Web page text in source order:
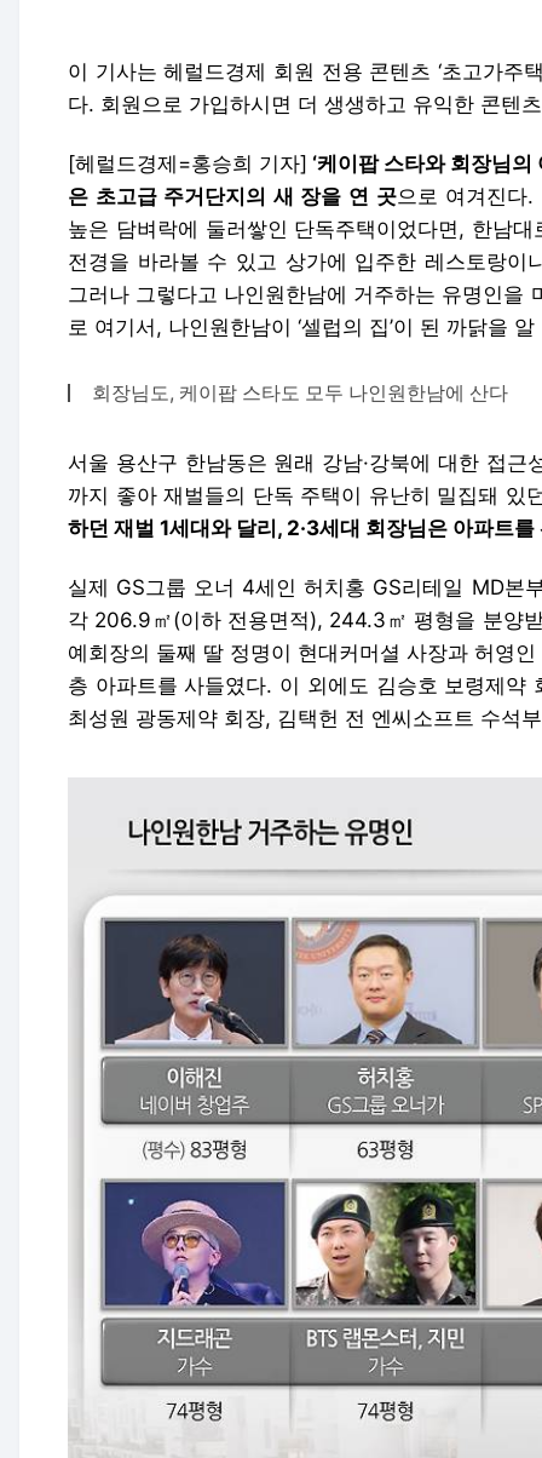
이 기사는 헤럴드경제 회원 전용 콘텐츠 ‘초고가주
다. 회원으로 가입하시면 더 생생하고 유익한 콘텐
[헤럴드경제=홍승희 기자] ‘케이팝 스타와 회장님
은 초고급 주거단지의 새 장을 연 곳으로 여겨진다
높은 담벼락에 둘러쌓인 단독주택이었다면, 한남
전경을 바라볼 수 있고 상가에 입주한 레스토랑
그러나 그렇다고 나인원한남에 거주하는 유명인을
로 여기서, 나인원한남이 ‘셀럽의 집’이 된 까닭을
회장님도, 케이팝 스타도 모두 나인원한남에 산다
서울 용산구 한남동은 원래 강남·강북에 대한 접
까지 좋아 재벌들의 단독 주택이 유난히 밀집돼 있
하던 재벌 1세대와 달리, 2·3세대 회장님은 아파트를
실제 GS그룹 오너 4세인 허치홍 GS리테일 MD본
각 206.9㎡(이하 전용면적), 244.3㎡ 평형을 분양
예회장의 둘째 딸 정명이 현대커머셜 사장과 허영인
층 아파트를 사들였다. 이 외에도 김승호 보령제약
최성원 광동제약 회장, 김택헌 전 엔씨소프트 수석